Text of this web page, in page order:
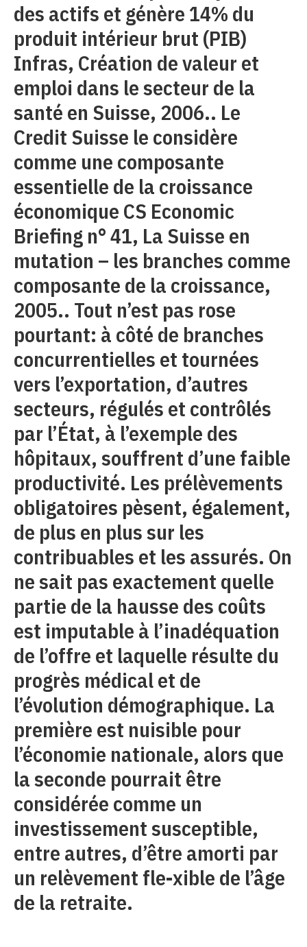
des actifs et génère 14% du
produit intérieur brut (PIB)
Infras, Création de valeur et
emploi dans le secteur de la
santé en Suisse, 2006.. Le
Credit Suisse le considère
comme une composante
essentielle de la croissance
économique CS Economic
Briefing n° 41, La Suisse en
mutation – les branches comme
composante de la croissance,
2005.. Tout n’est pas rose
pourtant: à côté de branches
concurrentielles et tournées
vers l’exportation, d’autres
secteurs, régulés et contrôlés
par l’État, à l’exemple des
hôpitaux, souffrent d’une faible
productivité. Les prélèvements
obligatoires pèsent, également,
de plus en plus sur les
contribuables et les assurés. On
ne sait pas exactement quelle
partie de la hausse des coûts
est imputable à l’inadéquation
de l’offre et laquelle résulte du
progrès médical et de
l’évolution démographique. La
première est nuisible pour
l’économie nationale, alors que
la seconde pourrait être
considérée comme un
investissement susceptible,
entre autres, d’être amorti par
un relèvement fle-xible de l’âge
de la retraite.